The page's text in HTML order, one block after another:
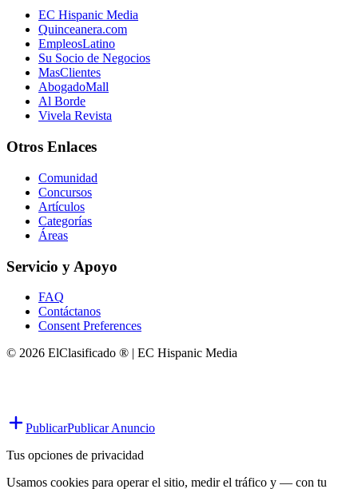
EC Hispanic Media
Quinceanera.com
EmpleosLatino
Su Socio de Negocios
MasClientes
AbogadoMall
Al Borde
Vivela Revista
Otros Enlaces
Comunidad
Concursos
Artículos
Categorías
Áreas
Servicio y Apoyo
FAQ
Contáctanos
Consent Preferences
© 2026 ElClasificado ® | EC Hispanic Media
PublicarPublicar Anuncio
Tus opciones de privacidad
Usamos cookies para operar el sitio, medir el tráfico y — con tu